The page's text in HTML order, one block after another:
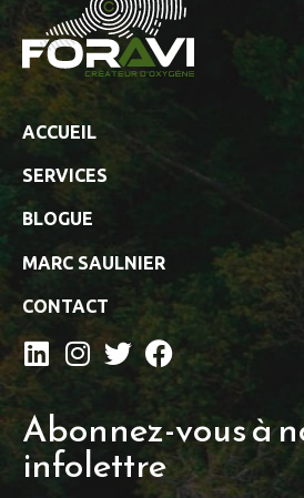
ACCUEIL
SERVICES
BLOGUE
MARC SAULNIER
CONTACT
Abonnez-vous à
infolettre